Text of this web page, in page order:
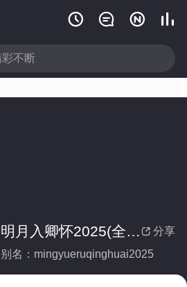
   
 分享
明月入卿怀2025(全集)
别名：mingyueruqinghuai2025